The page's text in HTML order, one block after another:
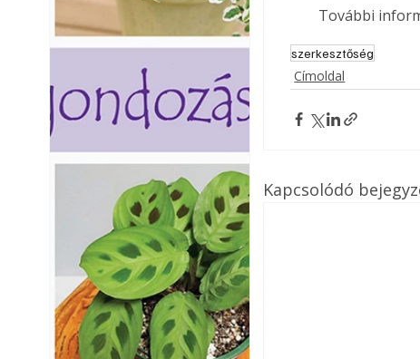
További
szerkesztőség
Címoldal
Kapcsolódó